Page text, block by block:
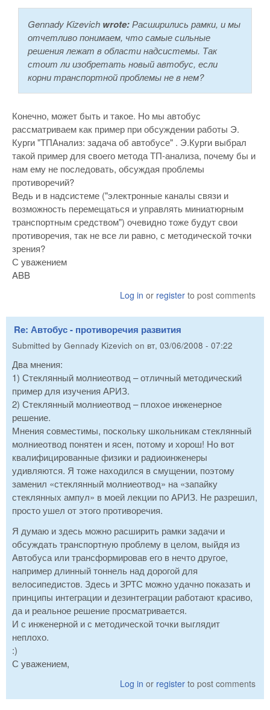
Gennady Kizevich wrote:Расширились рамки, и мы
отчетливо понимаем, что самые сильные
решения лежат в области надсистемы. Так
стоит ли изобретать новый автобус, если
корни транспортной проблемы не в нем?
Конечно, может быть и такое. Но мы автобус
рассматриваем как пример при обсуждении работы Э.
Курги "ТПАнализ: задача об автобусе" . Э.Курги выбрал
такой пример для своего метода ТП-анализа, почему бы и
нам ему не последовать, обсуждая проблемы
противоречий?
Ведь и в надсистеме ("электронные каналы связи и
возможность перемещаться и управлять миниатюрным
транспортным средством") очевидно тоже будут свои
противоречия, так не все ли равно, с методической точки
зрения?
С уважением
ABB
Log in or register to post comments
Re: Автобус - противоречия развития
Submitted by Gennady Kizevich on вт, 03/06/2008 - 07:22
Два мнения:
1) Стеклянный молниеотвод – отличный методический
пример для изучения АРИЗ.
2) Стеклянный молниеотвод – плохое инженерное
решение.
Мнения совместимы, поскольку школьникам стеклянный
молниеотвод понятен и ясен, потому и хорош! Но вот
квалифицированные физики и радиоинженеры
удивляются. Я тоже находился в смущении, поэтому
заменил «стеклянный молниеотвод» на «запайку
стеклянных ампул» в моей лекции по АРИЗ. Не разрешил,
просто ушел от этого противоречия.
Я думаю и здесь можно расширить рамки задачи и
обсуждать транспортную проблему в целом, выйдя из
Автобуса или трансформировав его в нечто другое,
например длинный тоннель над дорогой для
велосипедистов. Здесь и ЗРТС можно удачно показать и
принципы интеграции и дезинтеграции работают красиво,
да и реальное решение просматривается.
И с инженерной и с методической точки выглядит
неплохо.
:)
С уважением,
Log in or register to post comments